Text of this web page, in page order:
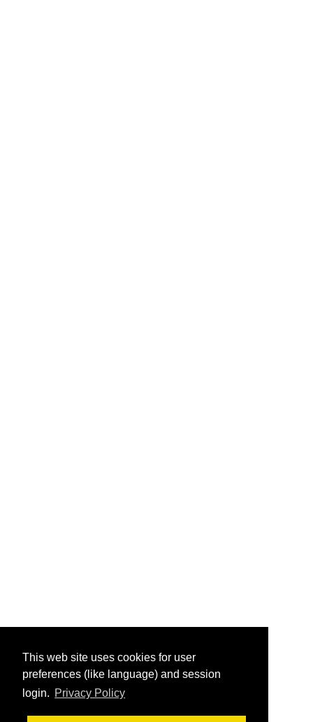
This web site uses cookies for user
preferences (like language) and session
login. Privacy Policy